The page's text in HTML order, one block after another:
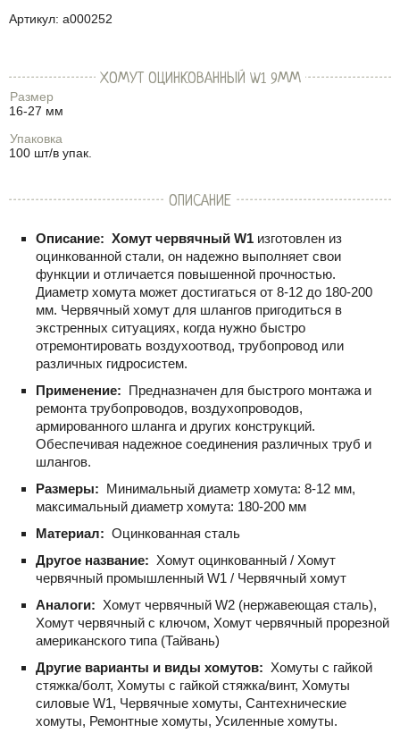
Артикул: a000252
ХОМУТ ОЦИНКОВАННЫЙ W1 9ММ
Размер
16-27 мм
Упаковка
100 шт/в упак.
ОПИСАНИЕ
Описание: Хомут червячный W1 изготовлен из
оцинкованной стали, он надежно выполняет свои
функции и отличается повышенной прочностью.
Диаметр хомута может достигаться от 8-12 до 180-200
мм. Червячный хомут для шлангов пригодиться в
экстренных ситуациях, когда нужно быстро
отремонтировать воздухоотвод, трубопровод или
различных гидросистем.
Применение: Предназначен для быстрого монтажа и
ремонта трубопроводов, воздухопроводов,
армированного шланга и других конструкций.
Обеспечивая надежное соединения различных труб и
шлангов.
Размеры: Минимальный диаметр хомута: 8-12 мм,
максимальный диаметр хомута: 180-200 мм
Материал: Оцинкованная сталь
Другое название: Хомут оцинкованный / Хомут
червячный промышленный W1 / Червячный хомут
Аналоги: Хомут червячный W2 (нержавеющая сталь),
Хомут червячный с ключом, Хомут червячный прорезной
американского типа (Тайвань)
Другие варианты и виды хомутов: Хомуты с гайкой
стяжка/болт, Хомуты с гайкой стяжка/винт, Хомуты
силовые W1, Червячные хомуты, Сантехнические
хомуты, Ремонтные хомуты, Усиленные хомуты.